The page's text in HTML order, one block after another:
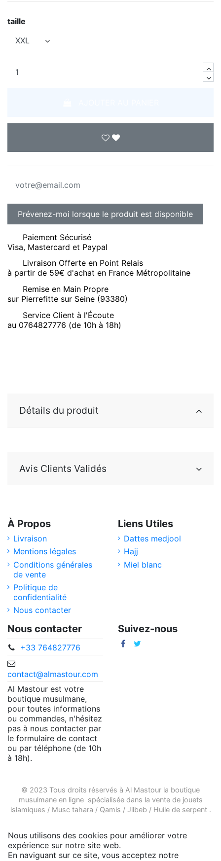
taille
Paiement Sécurisé
Visa, Mastercard et Paypal
Livraison Offerte en Point Relais
à partir de 59€ d'achat en France Métropolitaine
Remise en Main Propre
sur Pierrefitte sur Seine (93380)
Service Client à l'Écoute
au 0764827776 (de 10h à 18h)
Détails du produit
Avis Clients Validés
À Propos
Livraison
Mentions légales
Conditions générales
de vente
Politique de
confidentialité
Nous contacter
Liens Utiles
Dattes medjool
Hajj
Miel blanc
Nous contacter
+33 764827776
contact@almastour.com
Al Mastour est votre
boutique musulmane,
pour toutes informations
ou commandes, n'hésitez
pas à nous contacter par
le formulaire de contact
ou par téléphone (de 10h
à 18h).
Suivez-nous
© 2023 Tous droits réservés à Al Mastour la boutique
musulmane en lignespécialisée dans la vente de jouets
islamiques / Musc tahara / Qamis / Jilbeb / Huile de serpent.
Nous utilisons des cookies pour améliorer votre
expérience sur notre site web.
En naviguant sur ce site, vous acceptez notre